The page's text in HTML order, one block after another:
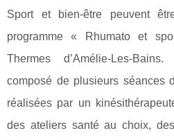
Sport et bien-être peuvent
programme « Rhumato et
Thermes d’Amélie-Les-
composé de plusieurs séances
réalisées par un
des ateliers santé au choix,